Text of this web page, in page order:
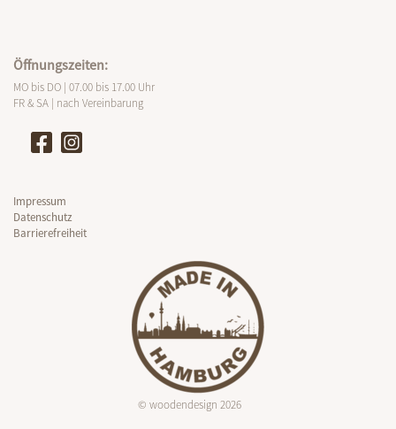
Öffnungszeiten:
MO bis DO | 07.00 bis 17.00 Uhr
FR & SA | nach Vereinbarung
Impressum
Datenschutz
Barrierefreiheit
© woodendesign 2026